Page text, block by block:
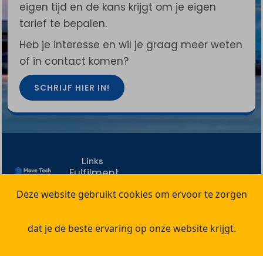
eigen tijd en de kans krijgt om je eigen
tarief te bepalen.
Heb je interesse en wil je graag meer weten
of in contact komen?
SCHRIJF HIER IN!
Links
Fulfilment
Spoedservices
Projectmanagement
06 12
04
juiste
op het
juiste
Deze website gebruikt cookies om ervoor te zorgen
dat je de beste ervaring op onze website krijgt.